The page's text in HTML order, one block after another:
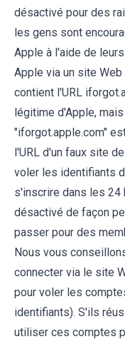
désactivé pour des
les gens sont
Apple à l'aide de
Apple via un site
contient l'URL
légitime d'Apple,
"iforgot.apple.com"
l'URL d'un faux site
voler les identifiants
s'inscrire dans les 24
désactivé de façon
passer pour des
Nous vous
connecter via le site
pour voler les
identifiants). S'ils
utiliser ces comptes